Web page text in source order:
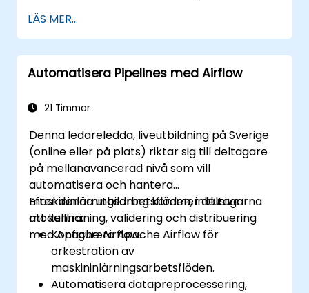
Integrera övervaknings- och
loggningsverktyg för att förbättra
systemets tillförlitlighet.
Optimera luftflödeskonfigurationer för
Implementera rekommenderade
arbetsflöden och miljöer.
LÄS MER...
Automatisera Pipelines med Airflow
21 Timmar
Denna ledareledda, liveutbildning på Sverige
(online eller på plats) riktar sig till deltagare
på mellanavancerad nivå som vill
automatisera och hantera
maskininlärningsarbetsflöden, inklusive
modellträning, validering och distribuering
med Apache Airflow.
Efter denna utbildning kommer deltagarna
att kunna:
Konfigurera Apache Airflow för
orkestration av
maskininlärningsarbetsflöden.
Automatisera datapreprocessering,